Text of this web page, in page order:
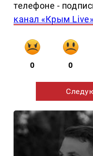
телефоне -
канал «Крым Live»
0 0